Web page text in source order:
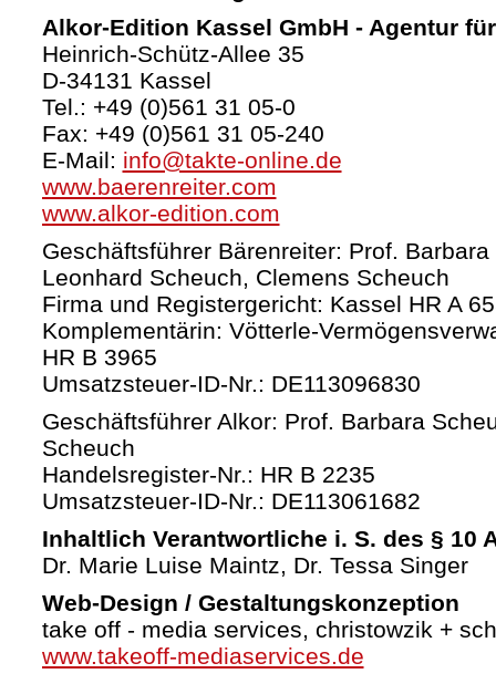
Alkor-Edition Kassel GmbH - Agentur
Heinrich-Schütz-Allee 35
D-34131 Kassel
Tel.: +49 (0)561 31 05-0
Fax: +49 (0)561 31 05-240
E-Mail: info@takte-online.de
www.baerenreiter.com
www.alkor-edition.com
Geschäftsführer Bärenreiter: Prof.
Leonhard Scheuch, Clemens Scheuch
Firma und Registergericht: Kassel HR A
Komplementärin: Vötterle-
HR B 3965
Umsatzsteuer-ID-Nr.: DE113096830
Geschäftsführer Alkor: Prof. Barbara
Scheuch
Handelsregister-Nr.: HR B 2235
Umsatzsteuer-ID-Nr.: DE113061682
Inhaltlich Verantwortliche i. S. des § 10
Dr. Marie Luise Maintz, Dr. Tessa Singer
Web-Design / Gestaltungskonzeption
take off - media services, christowzik +
www.takeoff-mediaservices.de